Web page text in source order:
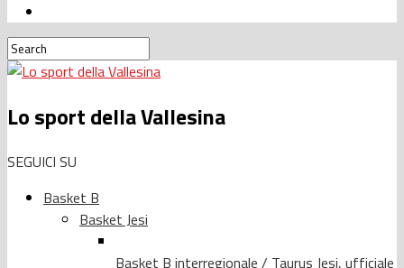
Lo sport della Vallesina
SEGUICI SU
Basket B
Basket Jesi
Basket B interregionale / Taurus Jesi, ufficiale